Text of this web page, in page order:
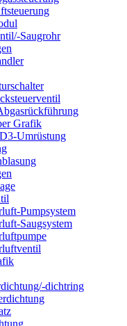
Saugrohr
Grafik
Umrüstung
Pumpsystem
Saugsystem
dichtring